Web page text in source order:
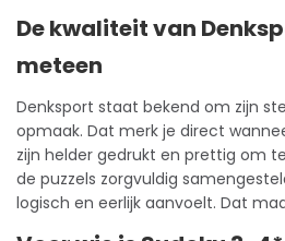
De kwaliteit van
meteen
Denksport staat bekend om zijn
opmaak. Dat merk je direct
zijn helder gedrukt en prettig om
de puzzels zorgvuldig
logisch en eerlijk aanvoelt. Dat